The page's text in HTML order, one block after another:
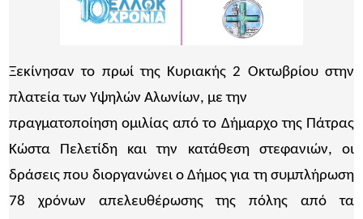
Ξεκίνησαν το πρωί της Κυριακής 2 Οκτωβρίου στην
πλατεία των Υψηλών Αλωνίων, με την
πραγματοποίηση ομιλίας από το Δήμαρχο της Πάτρας
Κώστα Πελετίδη και την κατάθεση στεφανιών, οι
δράσεις που διοργανώνει ο Δήμος για τη συμπλήρωση
78 χρόνων απελευθέρωσης της πόλης από τα